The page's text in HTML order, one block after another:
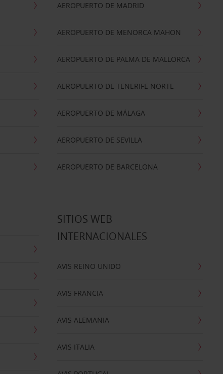
AEROPUERTO DE MADRID
AEROPUERTO DE MENORCA MAHON
AEROPUERTO DE PALMA DE MALLORCA
AEROPUERTO DE TENERIFE NORTE
AEROPUERTO DE MÁLAGA
AEROPUERTO DE SEVILLA
AEROPUERTO DE BARCELONA
SITIOS WEB
INTERNACIONALES
AVIS REINO UNIDO
AVIS FRANCIA
AVIS ALEMANIA
AVIS ITALIA